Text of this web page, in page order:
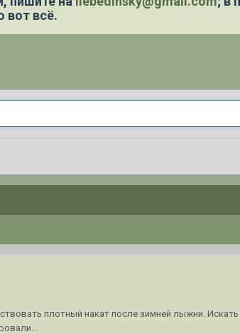
вот всё.
плотный накат после зимней лыжни.